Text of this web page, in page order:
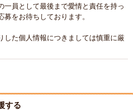
一員として最後まで愛情と責任を持っ
をお待ちしております。
した個人情報につきましては慎重に厳
する